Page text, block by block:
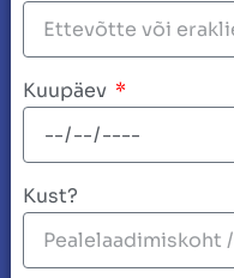
Kuupäev
Kust?